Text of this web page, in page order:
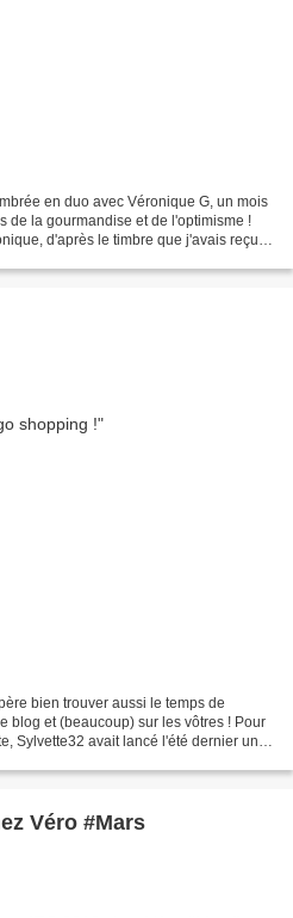
en duo avec Véronique G, un mois
de la gourmandise et de l'optimisme !
d'après le timbre que j'avais reçu la
bien trouver aussi le temps de
blog et (beaucoup) sur les vôtres ! Pour
Sylvette32 avait lancé l'été dernier un
Véro #Mars